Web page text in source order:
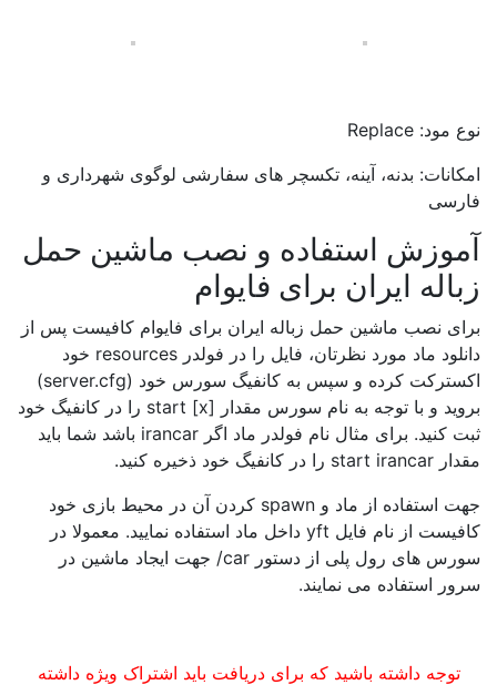
نوع مود: Replace
امکانات: بدنه، آینه، تکسچر های سفارشی لوگوی شهرداری و
فارسی
آموزش استفاده و نصب ماشین حمل
زباله ایران برای فایوام
برای نصب ماشین حمل زباله ایران برای فایوام کافیست پس از
دانلود ماد مورد نظرتان، فایل را در فولدر resources خود
اکسترکت کرده و سپس به کانفیگ سورس خود (server.cfg)
بروید و با توجه به نام سورس مقدار start [x] را در کانفیگ خود
ثبت کنید. برای مثال نام فولدر ماد اگر irancar باشد شما باید
مقدار start irancar را در کانفیگ خود ذخیره کنید.
جهت استفاده از ماد و spawn کردن آن در محیط بازی خود
کافیست از نام فایل yft داخل ماد استفاده نمایید. معمولا در
سورس های رول پلی از دستور car/ جهت ایجاد ماشین در
سرور استفاده می نمایند.
توجه داشته باشید که برای دریافت باید اشتراک ویژه داشته